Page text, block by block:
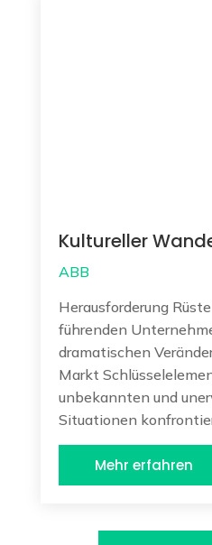
Kultureller
ABB
Herausforderung
führenden
dramatischen
Markt
unbekannten und
Situationen
Mehr erfahren